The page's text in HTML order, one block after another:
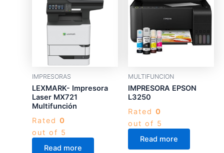
IMPRESORAS
LEXMARK- Impresora
Laser MX721
Multifunción
Rated 0
out of 5
Read more
MULTIFUNCION
IMPRESORA EPSON
L3250
Rated 0
out of 5
Read more